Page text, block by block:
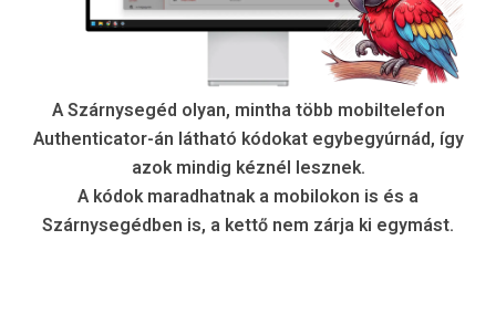
A Szárnysegéd olyan, mintha több mobiltelefon
Authenticator-án látható kódokat egybegyúrnád, így
azok mindig kéznél lesznek.
A kódok maradhatnak a mobilokon is és a
Szárnysegédben is, a kettő nem zárja ki egymást.